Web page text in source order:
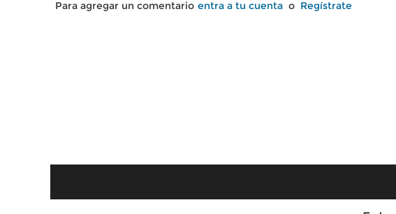
Para agregar un comentario entra a tu cuenta o Regístrate